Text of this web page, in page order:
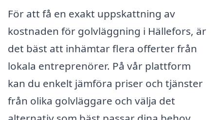
För att få en exakt uppskattning av
kostnaden för golvläggning i Hällefors, är
det bäst att inhämtar flera offerter från
lokala entreprenörer. På vår plattform
kan du enkelt jämföra priser och tjänster
från olika golvläggare och välja det